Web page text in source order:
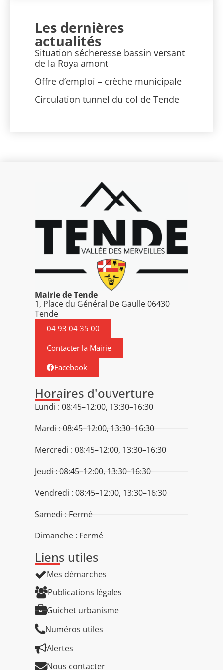
Les dernières
actualités
Situation sécheresse bassin versant
de la Roya amont
Offre d’emploi – crèche municipale
Circulation tunnel du col de Tende
Mairie de Tende
1, Place du Général De Gaulle 06430
Tende
04 93 04 35 00
Contacter la Mairie
Facebook
Horaires d'ouverture
Lundi : 08:45–12:00, 13:30–16:30
Mardi : 08:45–12:00, 13:30–16:30
Mercredi : 08:45–12:00, 13:30–16:30
Jeudi : 08:45–12:00, 13:30–16:30
Vendredi : 08:45–12:00, 13:30–16:30
Samedi : Fermé
Dimanche : Fermé
Liens utiles
Mes démarches
Publications légales
Guichet urbanisme
Numéros utiles
Alertes
Nous contacter